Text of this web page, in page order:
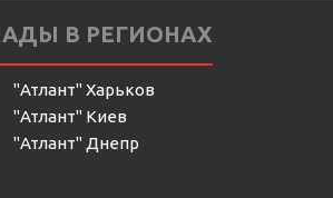
В РЕГИОНАХ
"Атлант" Харьков
"Атлант" Киев
"Атлант" Днепр